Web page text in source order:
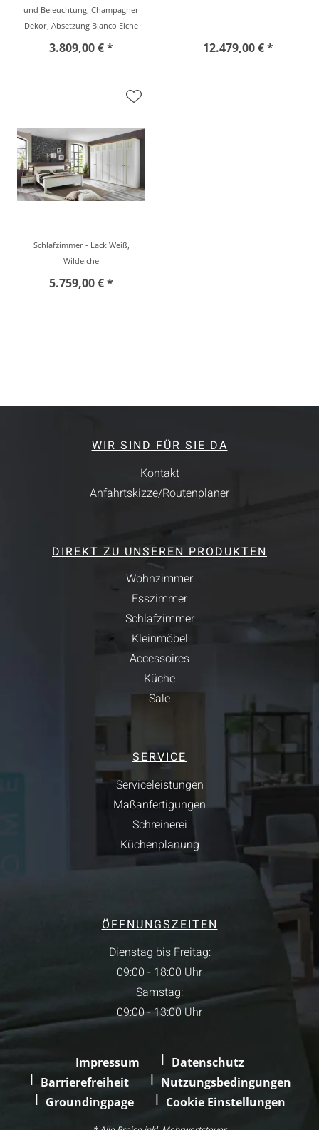
und Beleuchtung, Champagner
Dekor, Absetzung Bianco Eiche
3.809,00 € * 12.479,00 € *
Schlafzimmer - Lack Weiß,
Wildeiche
5.759,00 € *
WIR SIND FÜR SIE DA
Kontakt
Anfahrtskizze/Routenplaner
DIREKT ZU UNSEREN PRODUKTEN
Wohnzimmer
Esszimmer
Schlafzimmer
Kleinmöbel
Accessoires
Küche
Sale
SERVICE
Serviceleistungen
Maßanfertigungen
Schreinerei
Küchenplanung
ÖFFNUNGSZEITEN
Dienstag bis Freitag:
09:00 - 18:00 Uhr
Samstag:
09:00 - 13:00 Uhr
Impressum
Datenschutz
Barrierefreiheit
Nutzungsbedingungen
Groundingpage
Cookie Einstellungen